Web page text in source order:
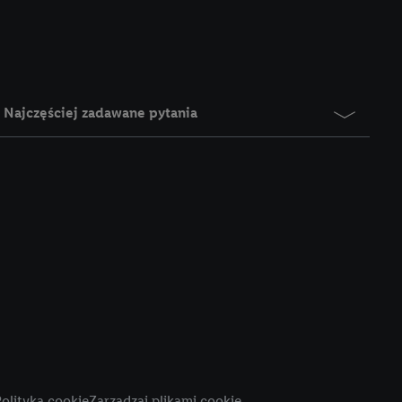
Najczęściej zadawane pytania
jednym z wyżej
możemy
rozpoznać
W tym celu
adres e-
adresu IP. Jeśli
użyciu adresu IP i
usług Lidl. W
Zgodę na
celów marketingu